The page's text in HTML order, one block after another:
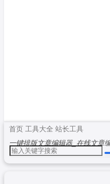
首页 工具大全 站长工具